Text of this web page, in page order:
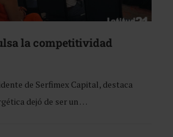
la competitividad
de Serfimex Capital, destaca
dejó de ser un …